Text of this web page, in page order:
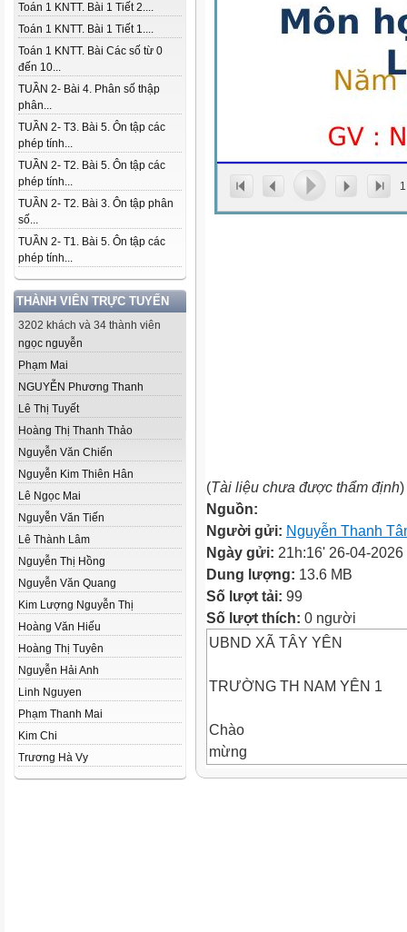
Toán 1 KNTT. Bài 1 Tiết 2....
Toán 1 KNTT. Bài 1 Tiết 1....
Toán 1 KNTT. Bài Các số từ 0
đến 10...
TUẦN 2- Bài 4. Phân số thập
phân...
TUẦN 2- T3. Bài 5. Ôn tập các
phép tính...
TUẦN 2- T2. Bài 5. Ôn tập các
phép tính...
TUẦN 2- T2. Bài 3. Ôn tập phân
số...
TUẦN 2- T1. Bài 5. Ôn tập các
phép tính...
THÀNH VIÊN TRỰC TUYẾN
3202 khách và 34 thành viên
ngọc nguyễn
Phạm Mai
NGUYỄN Phương Thanh
Lê Thị Tuyết
Hoàng Thị Thanh Thảo
Nguyễn Văn Chiến
Nguyễn Kim Thiên Hân
Lê Ngọc Mai
Nguyễn Văn Tiến
Lê Thành Lâm
Nguyễn Thị Hồng
Nguyễn Văn Quang
Kim Lượng Nguyễn Thị
Hoàng Văn Hiếu
Hoàng Thị Tuyên
Nguyễn Hải Anh
Linh Nguyen
Phạm Thanh Mai
Kim Chi
Trương Hà Vy
1
(Tài liệu chưa được thẩm định)
Nguồn:
Người gửi: Nguyễn Thanh
Ngày gửi: 21h:16' 26-04-2026
Dung lượng: 13.6 MB
Số lượt tải: 99
Số lượt thích: 0 người
UBND XÃ TÂY YÊN
TRƯỜNG TH NAM YÊN 1
Chào
mừng